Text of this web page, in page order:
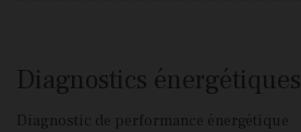
Diagnostics énergétiques
Diagnostic de performance énergétique